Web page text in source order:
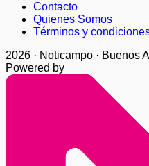
Contacto
Quienes Somos
Términos y
2026 · Noticampo · Buenos
Powered by